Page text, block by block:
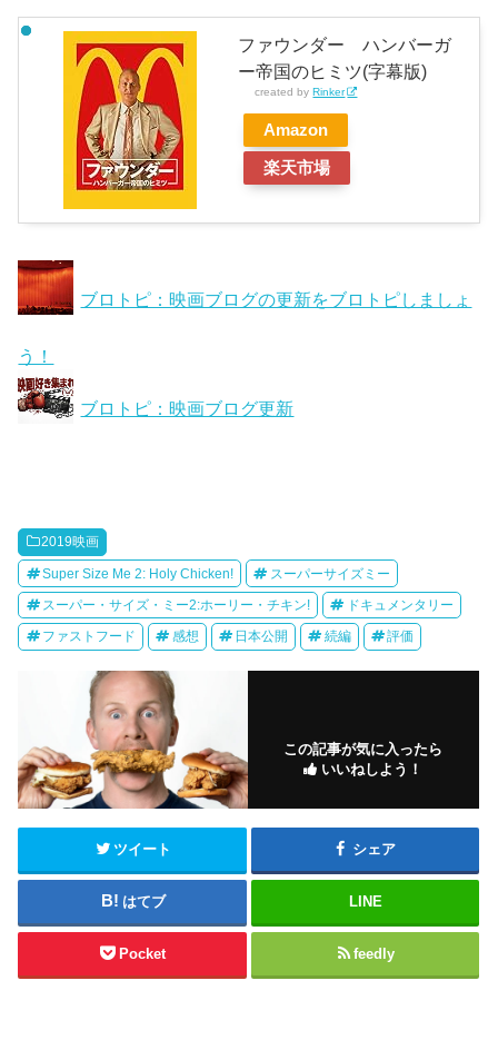
ファウンダー ハンバーガ
ー帝国のヒミツ(字幕版)
created byRinker
Amazon
楽天市場
ブロトピ：映画ブログの更新をブロトピしましょ
う！
ブロトピ：映画ブログ更新
2019映画
Super Size Me 2: Holy Chicken! スーパーサイズミー
スーパー・サイズ・ミー2:ホーリー・チキン! ドキュメンタリー
ファストフード 感想 日本公開 続編 評価
この記事が気に入ったら
いいねしよう！
ツイート シェア
はてブ LINE
Pocket feedly